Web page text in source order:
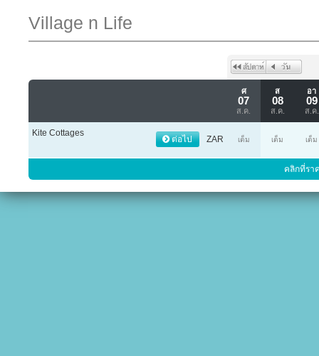
Village n Life
ศ
07
ส.ค.
ส
08
ส.ค.
อา
09
ส.ค.
Kite Cottages
ต่อไป ZAR เต็ม เต็ม เต็ม
คลิกที่รา